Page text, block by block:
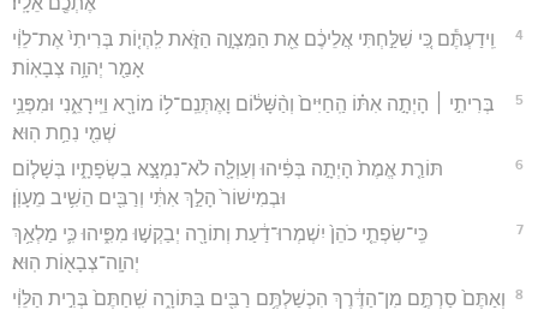
4
וִֽידַעְתֶּ֕ם כִּ֚י שִׁלַּ֣חְתִּי אֲלֵיכֶ֔ם אֵ֖ת הַמִּצְוָ֣ה הַזֹּ֑את לִֽהְי֤וֹת בְּרִיתִי֙ אֶת־לֵוִ֔י
אָמַ֖ר יְהוָ֥ה צְבָאֽוֹת׃
5
בְּרִיתִ֣י ׀ הָיְתָ֣ה אִתּ֗וֹ הַֽחַיִּים֙ וְהַ֨שָּׁל֔וֹם וָאֶתְּנֵֽם־ל֥וֹ מוֹרָ֖א וַיִּֽירָאֵ֑נִי וּמִפְּנֵ֥י
שְׁמִ֖י נִחַ֥ת הֽוּא׃
6
תּוֹרַ֤ת אֱמֶת֙ הָיְתָ֣ה בְּפִ֔יהוּ וְעַוְלָ֖ה לֹא־נִמְצָ֣א בִשְׂפָתָ֑יו בְּשָׁל֤וֹם
וּבְמִישׁוֹר֙ הָלַ֣ךְ אִתִּ֔י וְרַבִּ֖ים הֵשִׁ֥יב מֵעָוֺֽן׃
7
כִּֽי־שִׂפְתֵ֤י כֹהֵן֙ יִשְׁמְרוּ־דַ֔עַת וְתוֹרָ֖ה יְבַקְשׁ֣וּ מִפִּ֑יהוּ כִּ֛י מַלְאַ֥ךְ
יְהוָֽה־צְבָא֖וֹת הֽוּא׃
8
וְאַתֶּם֙ סַרְתֶּ֣ם מִן־הַדֶּ֔רֶךְ הִכְשַׁלְתֶּ֥ם רַבִּ֖ים בַּתּוֹרָ֑ה שִֽׁחַתֶּם֙ בְּרִ֣ית הַלֵּוִ֔י